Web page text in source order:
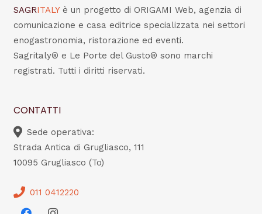
SAGRITALY è un progetto di ORIGAMI Web, agenzia di
comunicazione e casa editrice specializzata nei settori
enogastronomia, ristorazione ed eventi.
Sagritaly® e Le Porte del Gusto® sono marchi
registrati. Tutti i diritti riservati.
CONTATTI
Sede operativa:
Strada Antica di Grugliasco, 111
10095 Grugliasco (To)
011 0412220